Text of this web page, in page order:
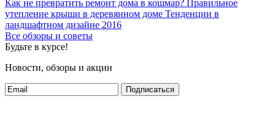
Как не превратить ремонт дома в кошмар? Правильное
утепление крыши в деревянном доме Тенденции в
ландшафтном дизайне 2016
Все обзоры и советы
Будьте в курсе!
Новости, обзоры и акции
Подписаться